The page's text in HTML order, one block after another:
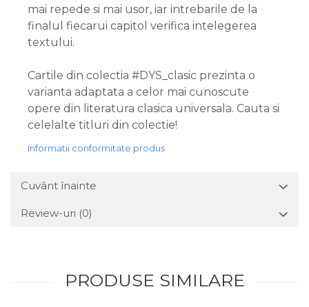
mai repede si mai usor, iar intrebarile de la
finalul fiecarui capitol verifica intelegerea
textului.
Cartile din colectia #DYS_clasic prezinta o
varianta adaptata a celor mai cunoscute
opere din literatura clasica universala. Cauta si
celelalte titluri din colectie!
Informatii conformitate produs
Cuvânt înainte
Review-uri (0)
PRODUSE SIMILARE